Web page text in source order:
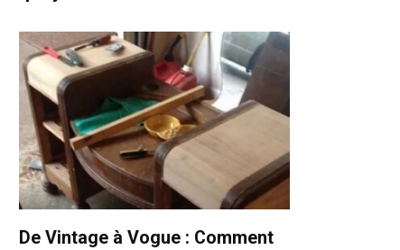
De Vintage à Vogue : Comment